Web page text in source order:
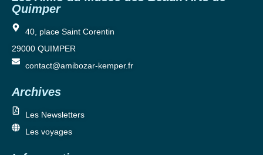
Quimper
40, place Saint Corentin
29000 QUIMPER
contact@amibozar-kemper.fr
Archives
Les Newsletters
Les voyages